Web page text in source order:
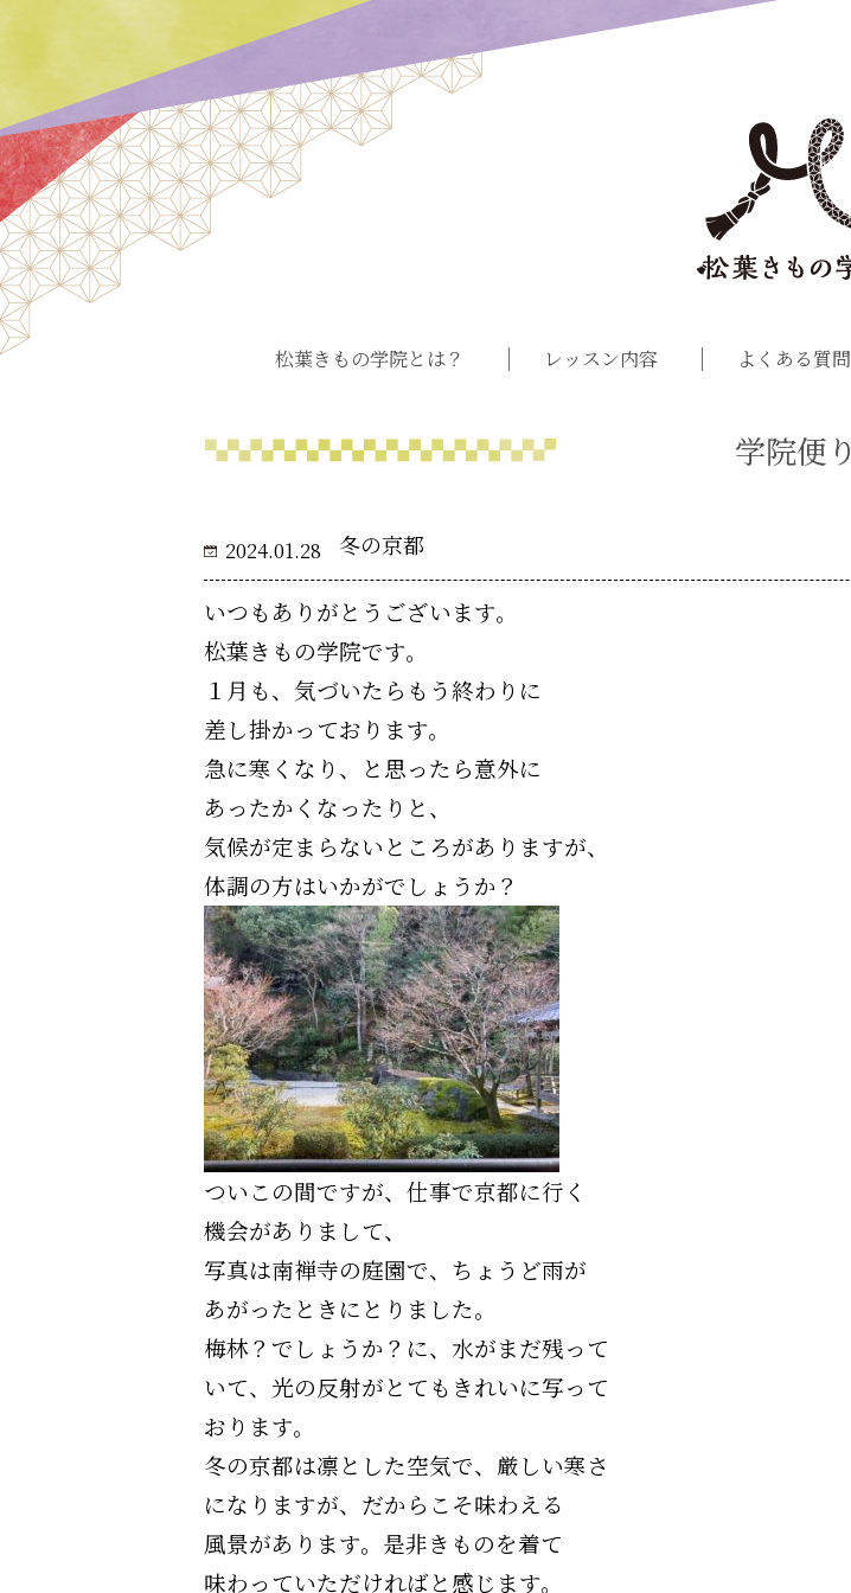
松葉きもの学院とは？ レッスン内容 よくある質問
学院便り
2024.01.28 冬の京都
いつもありがとうございます。
松葉きもの学院です。
１月も、気づいたらもう終わりに
差し掛かっております。
急に寒くなり、と思ったら意外に
あったかくなったりと、
気候が定まらないところがありますが、
体調の方はいかがでしょうか？
ついこの間ですが、仕事で京都に行く
機会がありまして、
写真は南禅寺の庭園で、ちょうど雨が
あがったときにとりました。
梅林？でしょうか？に、水がまだ残って
いて、光の反射がとてもきれいに写って
おります。
冬の京都は凛とした空気で、厳しい寒さ
になりますが、だからこそ味わえる
風景があります。是非きものを着て
味わっていただければと感じます。